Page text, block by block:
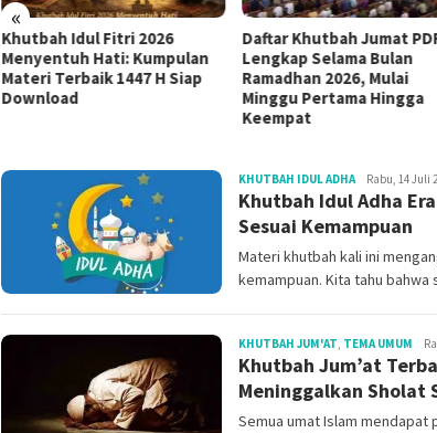
«
Khutbah Idul Fitri 2026
Menyentuh Hati: Kumpulan
Materi Terbaik 1447 H Siap
Download
Daftar Khutbah Jumat
Lengkap Selama Bulan
Ramadhan 2026, Mulai
Minggu Pertama Hingga
Keempat
MATERI
KHUTBAH
JUMAT
SINGKAT
KHUTBAH IDUL ADHARedaksi
Rabu, 14 Juli
Khutbah Idul Adha
Sesuai Kemampuan
Materi khutbah kali ini
kemampuan. Kita tahu
KHUTBAH JUM'AT, TEMA UMUM
Khutbah Jum’at
Meninggalkan Sholat
Semua umat Islam mendapat